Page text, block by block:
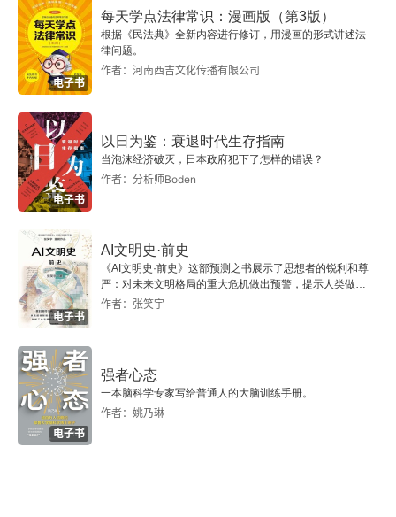
电子书
每天学点法律常识：漫画版（第3版）
根据《民法典》全新内容进行修订，用漫画的形式讲述法
律问题。
作者：河南西吉文化传播有限公司
电子书
以日为鉴：衰退时代生存指南
当泡沫经济破灭，日本政府犯下了怎样的错误？
作者：分析师Boden
电子书
AI文明史·前史
《AI文明史·前史》这部预测之书展示了思想者的锐利和尊
严：对未来文明格局的重大危机做出预警，提示人类做出
智慧的选择。
作者：张笑宇
电子书
强者心态
一本脑科学专家写给普通人的大脑训练手册。
作者：姚乃琳